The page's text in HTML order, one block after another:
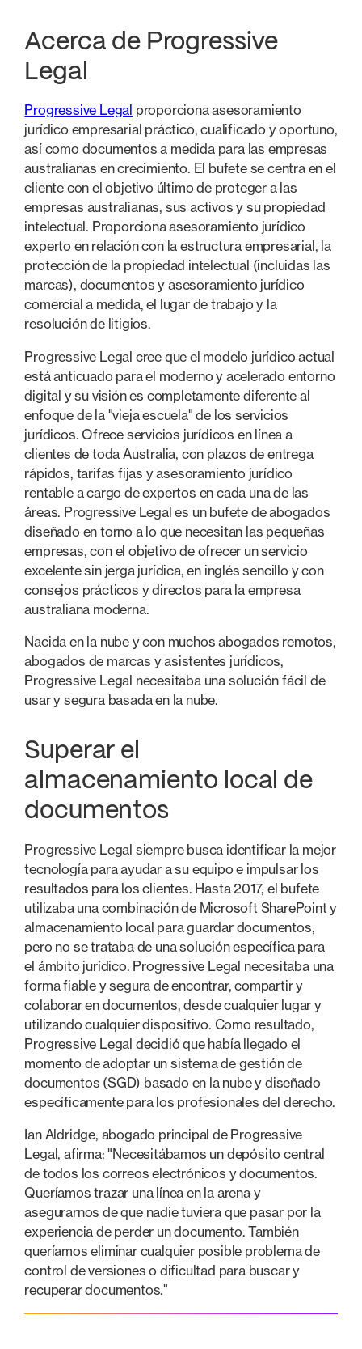
Acerca de Progressive
Legal
Progressive Legal proporciona asesoramiento
jurídico empresarial práctico, cualificado y oportuno,
así como documentos a medida para las empresas
australianas en crecimiento. El bufete se centra en el
cliente con el objetivo último de proteger a las
empresas australianas, sus activos y su propiedad
intelectual. Proporciona asesoramiento jurídico
experto en relación con la estructura empresarial, la
protección de la propiedad intelectual (incluidas las
marcas), documentos y asesoramiento jurídico
comercial a medida, el lugar de trabajo y la
resolución de litigios.
Progressive Legal cree que el modelo jurídico actual
está anticuado para el moderno y acelerado entorno
digital y su visión es completamente diferente al
enfoque de la "vieja escuela" de los servicios
jurídicos. Ofrece servicios jurídicos en línea a
clientes de toda Australia, con plazos de entrega
rápidos, tarifas fijas y asesoramiento jurídico
rentable a cargo de expertos en cada una de las
áreas. Progressive Legal es un bufete de abogados
diseñado en torno a lo que necesitan las pequeñas
empresas, con el objetivo de ofrecer un servicio
excelente sin jerga jurídica, en inglés sencillo y con
consejos prácticos y directos para la empresa
australiana moderna.
Nacida en la nube y con muchos abogados remotos,
abogados de marcas y asistentes jurídicos,
Progressive Legal necesitaba una solución fácil de
usar y segura basada en la nube.
Superar el
almacenamiento local de
documentos
Progressive Legal siempre busca identificar la mejor
tecnología para ayudar a su equipo e impulsar los
resultados para los clientes. Hasta 2017, el bufete
utilizaba una combinación de Microsoft SharePoint y
almacenamiento local para guardar documentos,
pero no se trataba de una solución específica para
el ámbito jurídico. Progressive Legal necesitaba una
forma fiable y segura de encontrar, compartir y
colaborar en documentos, desde cualquier lugar y
utilizando cualquier dispositivo. Como resultado,
Progressive Legal decidió que había llegado el
momento de adoptar un sistema de gestión de
documentos (SGD) basado en la nube y diseñado
específicamente para los profesionales del derecho.
Ian Aldridge, abogado principal de Progressive
Legal, afirma: "Necesitábamos un depósito central
de todos los correos electrónicos y documentos.
Queríamos trazar una línea en la arena y
asegurarnos de que nadie tuviera que pasar por la
experiencia de perder un documento. También
queríamos eliminar cualquier posible problema de
control de versiones o dificultad para buscar y
recuperar documentos."